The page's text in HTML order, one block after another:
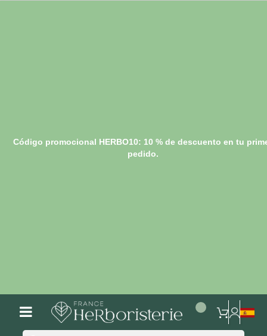
Código promocional HERBO10: 10 % de descuento en tu
pedido.